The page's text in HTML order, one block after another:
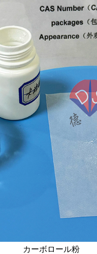
カーボロール粉